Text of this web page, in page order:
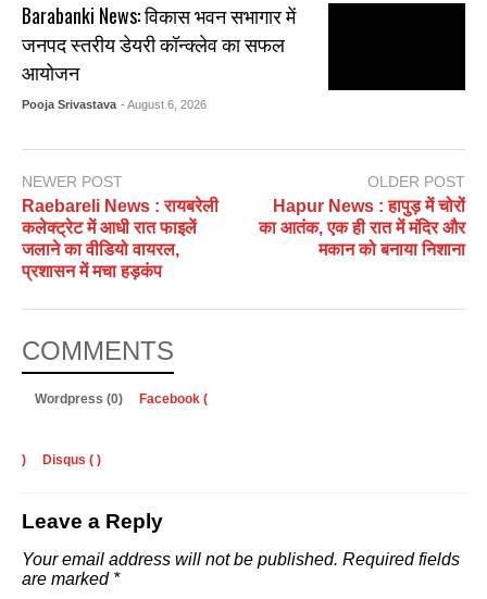
Barabanki News: विकास भवन सभागार में
जनपद स्तरीय डेयरी कॉन्क्लेव का सफल
आयोजन
Pooja Srivastava - August 6, 2026
NEWER POST
Raebareli News : रायबरेली
कलेक्ट्रेट में आधी रात फाइलें
जलाने का वीडियो वायरल,
प्रशासन में मचा हड़कंप
OLDER POST
Hapur News : हापुड़ में चोरों
का आतंक, एक ही रात में मंदिर और
मकान को बनाया निशाना
COMMENTS
Wordpress (0) Facebook (
) Disqus ( )
Leave a Reply
Your email address will not be published. Required fields
are marked *